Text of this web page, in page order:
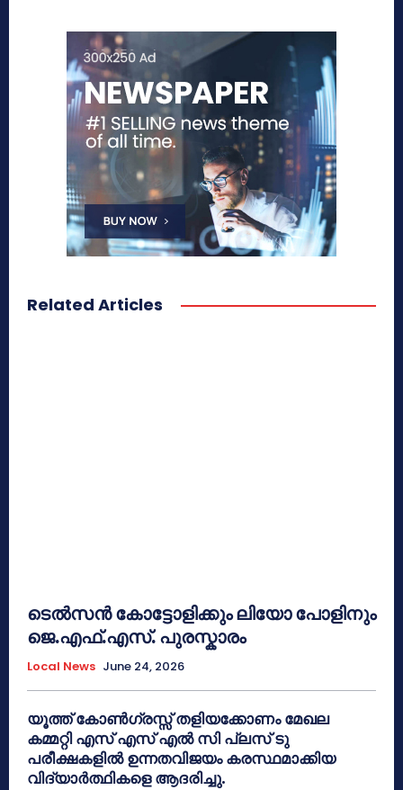
Related Articles
ടെൽസൻ കോട്ടോളിക്കും ലിയോ പോളിനും
ജെ.എഫ്.എസ്. പുരസ്കാരം
Local News June 24, 2026
യൂത്ത് കോൺഗ്രസ്സ് തളിയക്കോണം മേഖല
കമ്മറ്റി എസ് എസ് എൽ സി പ്ലസ് ടു
പരീക്ഷകളിൽ ഉന്നതവിജയം കരസ്ഥമാക്കിയ
വിദ്യാർത്ഥികളെ ആദരിച്ചു.